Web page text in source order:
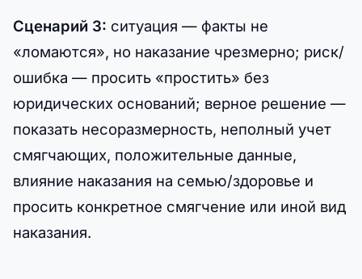
Сценарий 3: ситуация — факты не
«ломаются», но наказание чрезмерно; риск/
ошибка — просить «простить» без
юридических оснований; верное решение —
показать несоразмерность, неполный учет
смягчающих, положительные данные,
влияние наказания на семью/здоровье и
просить конкретное смягчение или иной вид
наказания.